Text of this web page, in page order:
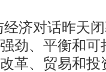
对话昨天闭
劲、平衡和可
革、贸易和投